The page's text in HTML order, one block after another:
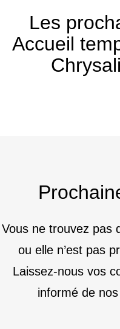
Les
Accueil
Vous ne trouvez pas
ou elle n’est pas
Laissez-nous vos
informé de